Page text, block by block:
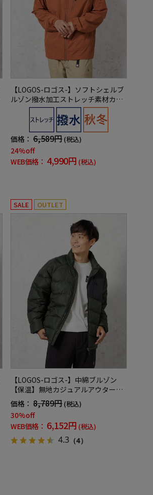
【LOGOS-ロゴス-】ソフトシェルブ
ルゾン撥水加工ストレッチ素材カジ
ュアルアウター無地秋冬
価格： 6,589円 (税込)
24%off
WEB価格： 4,990円 (税込)
SALE OUTLET
【LOGOS-ロゴス-】中綿ブルゾン
【保温】無地カジュアルアウター秋
冬
価格： 8,789円 (税込)
30%off
WEB価格： 6,152円 (税込)
4.3 （4）